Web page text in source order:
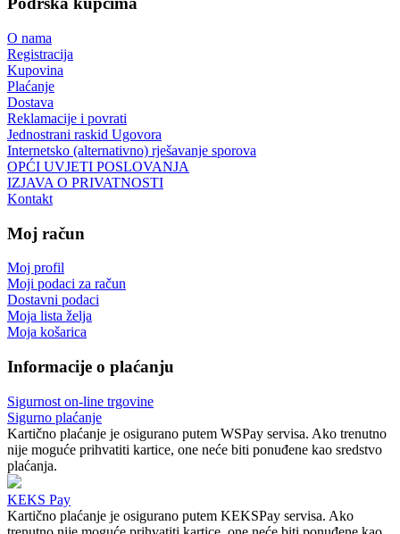
O nama
Registracija
Kupovina
Plaćanje
Dostava
Reklamacije i povrati
Jednostrani raskid Ugovora
Internetsko (alternativno) rješavanje sporova
OPĆI UVJETI POSLOVANJA
IZJAVA O PRIVATNOSTI
Kontakt
Moj račun
Moj profil
Moji podaci za račun
Dostavni podaci
Moja lista želja
Moja košarica
Informacije o plaćanju
Sigurnost on-line trgovine
Sigurno plaćanje
Kartično plaćanje je osigurano putem WSPay servisa. Ako trenutno
nije moguće prihvatiti kartice, one neće biti ponuđene kao sredstvo
plaćanja.
KEKS Pay
Kartično plaćanje je osigurano putem KEKSPay servisa. Ako